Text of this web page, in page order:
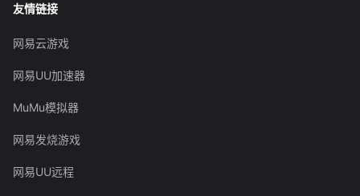
友情链接
网易云游戏
网易UU加速器
MuMu模拟器
网易发烧游戏
网易UU远程